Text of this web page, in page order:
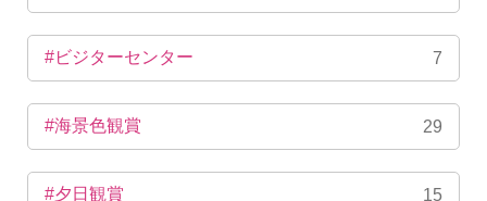
#ビジターセンター 7
#海景色観賞 29
#夕日観賞 15